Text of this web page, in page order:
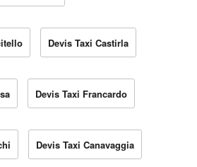
Devis Taxi Castirla
Devis Taxi Francardo
Devis Taxi Canavaggia